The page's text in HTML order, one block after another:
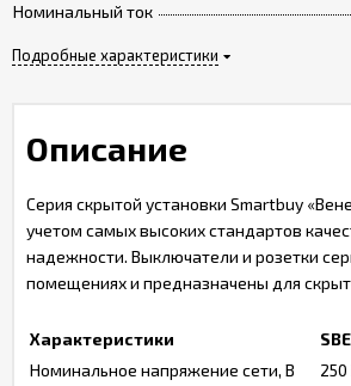
Номинальный ток
Подробные характеристики
Описание
Серия скрытой установки Smartbuy
учетом самых высоких стандартов
надежности. Выключатели и розетки
помещениях и предназначены для
Характеристики
Номинальное напряжение сети, В
250